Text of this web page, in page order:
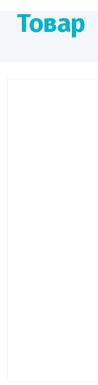
Товар